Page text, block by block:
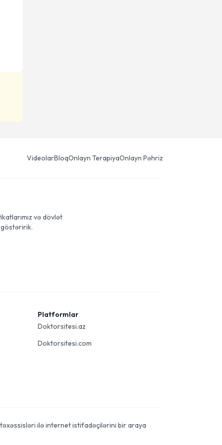
VideolarBloqOnlayn TerapiyaOnlayn Pəhriz
və dövlət
göstəririk.
Platformlar
Doktorsitesi.az
Doktorsitesi.com
ilə internet istifadəçilərini bir araya